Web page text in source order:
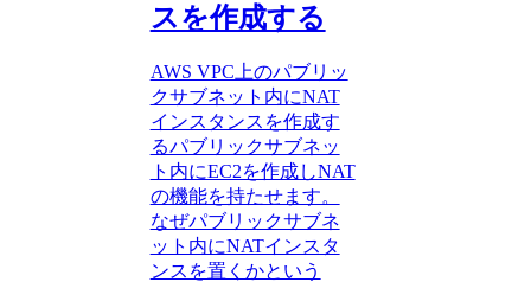
スを作成する
AWS VPC上のパブリッ
クサブネット内にNAT
インスタンスを作成す
るパブリックサブネッ
ト内にEC2を作成しNAT
の機能を持たせます。
なぜパブリックサブネ
ット内にNATインスタ
ンスを置くかという